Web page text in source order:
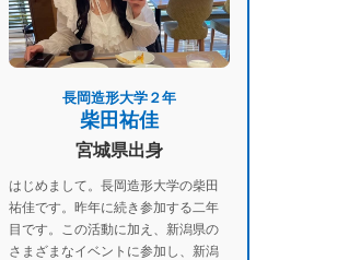
長岡造形大学２年
柴田祐佳
宮城県出身
はじめまして。長岡造形大学の柴田
祐佳です。昨年に続き参加する二年
目です。この活動に加え、新潟県の
さまざまなイベントに参加し、新潟